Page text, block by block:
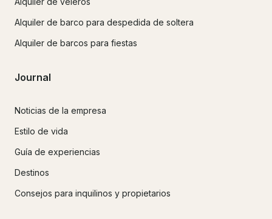
Alquiler de barco para despedida de soltera
Alquiler de barcos para fiestas
Journal
Noticias de la empresa
Estilo de vida
Guía de experiencias
Destinos
Consejos para inquilinos y propietarios